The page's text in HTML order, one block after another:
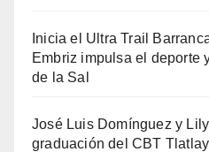
Inicia el Ultra Trail
Embriz impulsa el deporte
de la Sal
José Luis Domínguez y
graduación del CBT